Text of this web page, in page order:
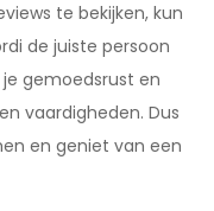
te bekijken, kun
de juiste persoon
gemoedsrust en
vaardigheden. Dus
en geniet van een